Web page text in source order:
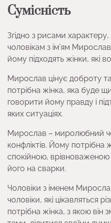
Сумісність
Згідно з рисами характеру,
чоловікам з ім’ям
йому підходять жінки, які
Мирослав цінує доброту
потрібна жінка, яка буде
говорити йому правду і
яких ситуаціях.
Мирослав – миролюбний
конфліктів. Йому потрібна
спокійною,
його на сварки.
Чоловіки з іменем
чоловіки, які цікавляться
потрібна жінка, з якою він